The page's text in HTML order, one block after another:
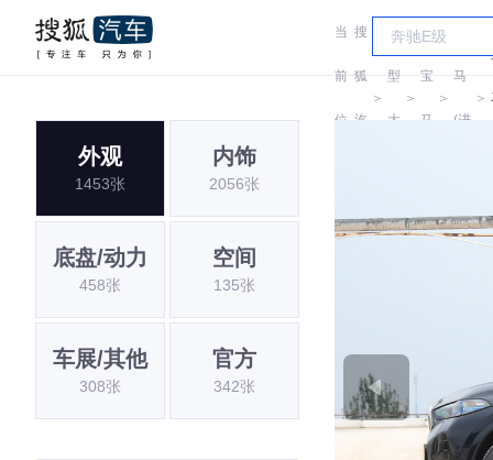
当
前
位
搜
狐
汽
＞
车
型
大
＞
宝
马
＞
马
(进
＞
外观
1453张
内饰
2056张
底盘/动力
458张
空间
135张
车展/其他
308张
官方
342张